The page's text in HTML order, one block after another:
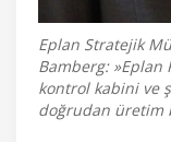
Eplan Stratejik
Bamberg: »Eplan
kontrol kabini ve
doğrudan üretim